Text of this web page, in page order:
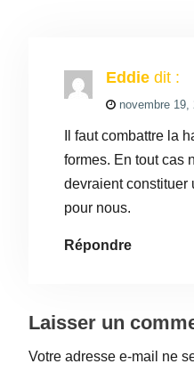
Eddie dit :
novembre 19,
Il faut combattre la
formes. En tout cas
devraient constituer
pour nous.
Répondre
Laisser un
Votre adresse e-mail ne